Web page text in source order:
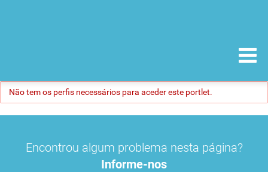
Não tem os perfis necessários para aceder este portlet.
Encontrou algum problema nesta página?
Informe-nos